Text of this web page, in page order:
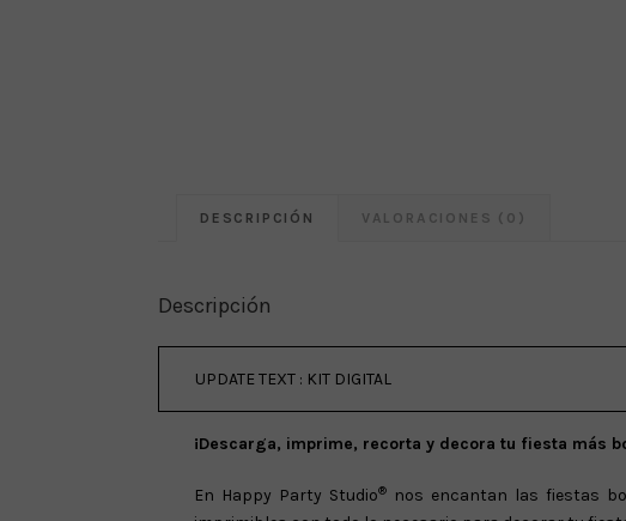
DESCRIPCIÓN VALORACIONES (0)
Descripción
UPDATE TEXT : KIT DIGITAL
¡Descarga, imprime, recorta y decora tu fiesta más
En Happy Party Studio®
nos encantan las fiestas